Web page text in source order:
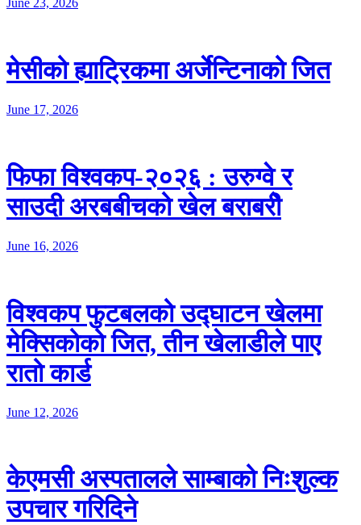
June 23, 2026
मेसीको ह्याट्रिकमा अर्जेन्टिनाको जित
June 17, 2026
फिफा विश्वकप-२०२६ : उरुग्वे र
साउदी अरबबीचको खेल बराबरीे
June 16, 2026
विश्वकप फुटबलको उद्घाटन खेलमा
मेक्सिकोको जित, तीन खेलाडीले पाए
रातो कार्ड
June 12, 2026
केएमसी अस्पतालले साम्बाको निःशुल्क
उपचार गरिदिने